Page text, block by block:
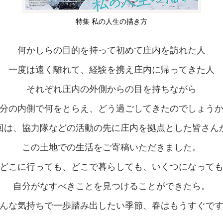
特集 私の人生の描き方
何かしらの目的を持って初めて庄内を訪れた人
一度は遠く離れて、経験を携え庄内に帰ってきた人
それぞれ庄内の外側からの目を持ちながら
の内側で何をとらえ、どう過ごしてきたのでしょうか
は、協力隊などの活動の先に庄内を拠点とした皆さん
この土地での生活をご寄稿いただきました。
どこに行っても、どこで暮らしても、いくつになっても
自分がなすべきことを見つけることができたら。
な気持ちで一歩踏み出したい季節、春はもうすぐです